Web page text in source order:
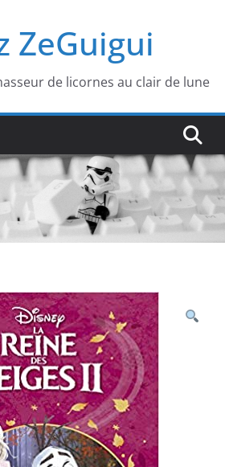
ZeGuigui
de licornes au clair de lune